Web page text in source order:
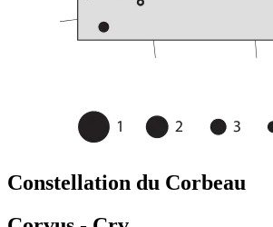
Constellation du Corbeau